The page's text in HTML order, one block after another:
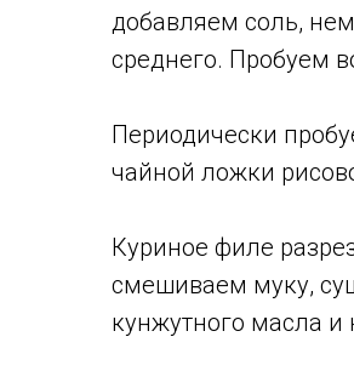
добавляем соль,
среднего. Пробуем
Периодически
чайной ложки
Куриное филе
смешиваем муку,
кунжутного масла и